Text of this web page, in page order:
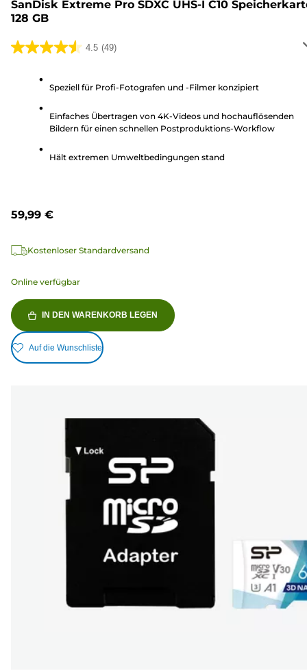
SanDisk Extreme Pro SDXC UHS-I C10
128 GB
4.5 (49)
4.5
Sternen.
Speziell für Profi-Fotografen und -Filmer konzipiert
Einfaches Übertragen von 4K-Videos und hochauflösenden
Bildern für einen schnellen Postproduktions-Workflow
Hält extremen Umweltbedingungen stand
59,99 €
Kostenloser Standardversand
Online verfügbar
IN DEN WARENKORB LEGEN
Auf die Wunschliste